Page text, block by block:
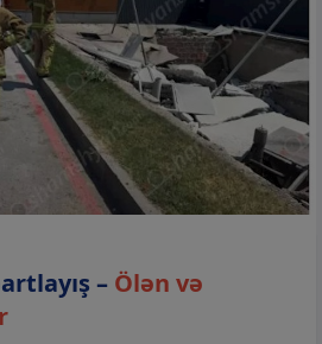
– Ölən və